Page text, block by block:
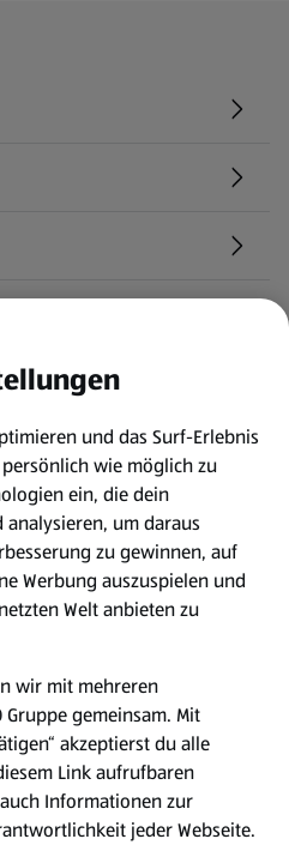
und das Surf-Erlebnis
wie möglich zu
ein, die dein
um daraus
zu gewinnen, auf
Werbung auszuspielen und
Welt anbieten zu
wir mit mehreren
Gruppe gemeinsam. Mit
akzeptierst du alle
Link aufrufbaren
Informationen zur
jeder Webseite.